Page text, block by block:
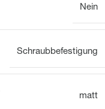
Nein
Schraubbefestigung
matt